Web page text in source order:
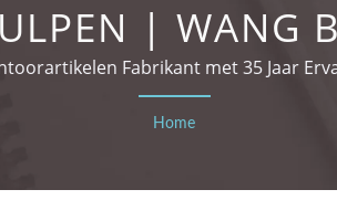
| WANG
LTD.
Fabrikant met 35 Jaar
Home